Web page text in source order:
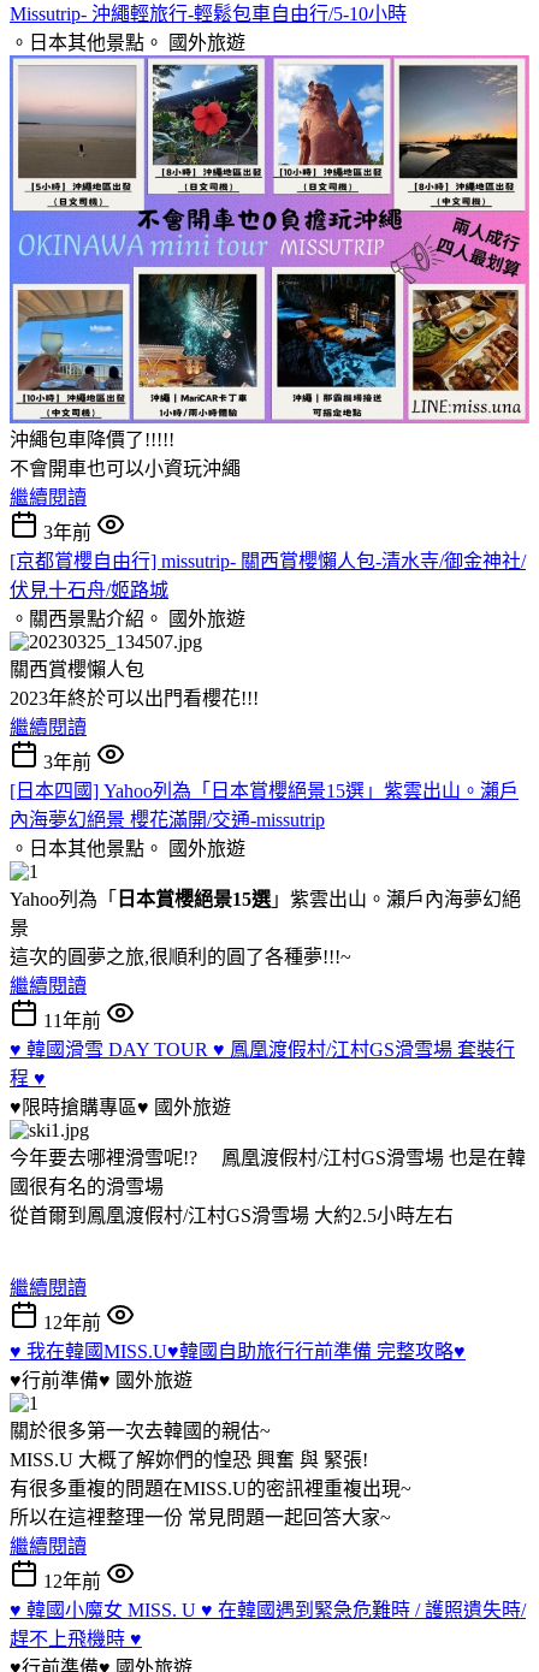
Missutrip- 沖繩輕旅行-輕鬆包車自由行/5-10小時
。日本其他景點。
國外旅遊
沖繩包車降價了!!!!!
不會開車也可以小資玩沖繩
繼續閱讀
3年前
[京都賞櫻自由行] missutrip- 關西賞櫻懶人包-清水寺/御金神社/
伏見十石舟/姬路城
。關西景點介紹。
國外旅遊
關西賞櫻懶人包
2023年終於可以出門看櫻花!!!
繼續閱讀
3年前
[日本四國] Yahoo列為「日本賞櫻絕景15選」紫雲出山。瀨戶
內海夢幻絕景 櫻花滿開/交通-missutrip
。日本其他景點。
國外旅遊
Yahoo列為「 日本賞櫻絕景15選 」紫雲出山。瀨戶內海夢幻絕
景
這次的圓夢之旅,很順利的圓了各種夢!!!~
繼續閱讀
11年前
♥ 韓國滑雪 DAY TOUR ♥ 鳳凰渡假村/江村GS滑雪場 套裝行
程 ♥
♥限時搶購專區♥ 國外旅遊
今年要去哪裡滑雪呢!? 鳳凰渡假村/江村GS滑雪場 也是在韓
國很有名的滑雪場
從首爾到鳳凰渡假村/江村GS滑雪場 大約2.5小時左右
繼續閱讀
12年前
♥ 我在韓國MISS.U♥韓國自助旅行行前準備 完整攻略♥
♥行前準備♥ 國外旅遊
關於很多第一次去韓國的親估~
MISS.U 大概了解妳們的惶恐 興奮 與 緊張!
有很多重複的問題在MISS.U的密訊裡重複出現~
所以在這裡整理一份 常見問題一起回答大家~
繼續閱讀
12年前
♥ 韓國小魔女 MISS. U ♥ 在韓國遇到緊急危難時 / 護照遺失時/
趕不上飛機時 ♥